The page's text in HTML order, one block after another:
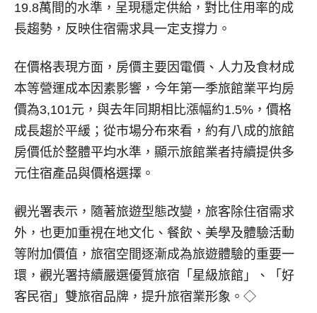
19.8萬間的水準，呈現穩定供給，對比住用率的成
長趨勢，反映住宿需求具一定支撐力。
在價格表現方面，房價主要因電價、人力及食材成
本等營運成本因素影響，今年第一季旅館業平均房
價為3,101元，與去年同期相比漲幅約1.5%，價格
成長趨於平緩；從市場分布來看，約有八成的旅館
房價低於整體平均水準，顯示旅館業者持續提供多
元住宿產品與價格選擇。
觀光署表示，隨著旅遊型態改變，旅客除住宿需求
外，也更加重視在地文化、餐飲、美學及體驗活動
等附加價值，旅宿空間逐漸成為旅遊體驗的重要一
環，觀光署持續嚴選優質旅宿「星級旅館」、「好
客民宿」雙旅宿品牌，提升旅宿業形象。◇